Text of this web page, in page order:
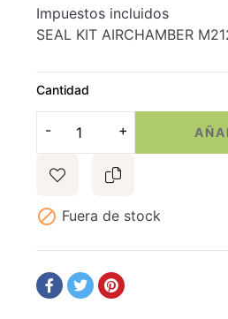
Impuestos incluidos
SEAL KIT AIRCHAMBER
Cantidad
 Fuera de stock